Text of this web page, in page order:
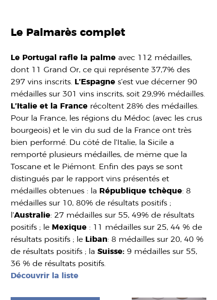
Le Palmarès complet
Le Portugal rafle la palme avec 112 médailles,
dont 11 Grand Or, ce qui représente 37,7% des
297 vins inscrits. L’Espagne s’est vue décerner 90
médailles sur 301 vins inscrits, soit 29,9% médailles.
L’Italie et la France récoltent 28% des médailles.
Pour la France, les régions du Médoc (avec les crus
bourgeois) et le vin du sud de la France ont très
bien performé. Du côté de l’Italie, la Sicile a
remporté plusieurs médailles, de même que la
Toscane et le Piémont. Enfin des pays se sont
distingués par le rapport vins présentés et
médailles obtenues : la République tchèque: 8
médailles sur 10, 80% de résultats positifs ;
l’Australie: 27 médailles sur 55, 49% de résultats
positifs ; le Mexique : 11 médailles sur 25, 44 % de
résultats positifs ; le Liban: 8 médailles sur 20, 40 %
de résultats positifs ; laSuisse: 9 médailles sur 55,
36 % de résultats positifs.
Découvrir la liste